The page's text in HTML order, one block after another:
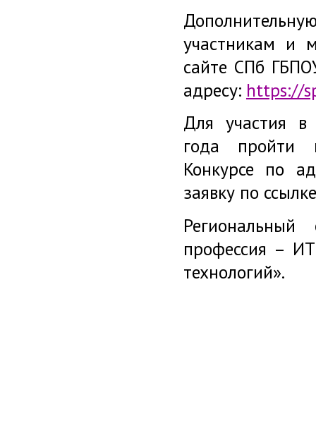
участникам и
сайте СПб
адресу: https://
Для участия
года пройти
Конкурсе по
заявку по
Региональный
профессия –
технологий».